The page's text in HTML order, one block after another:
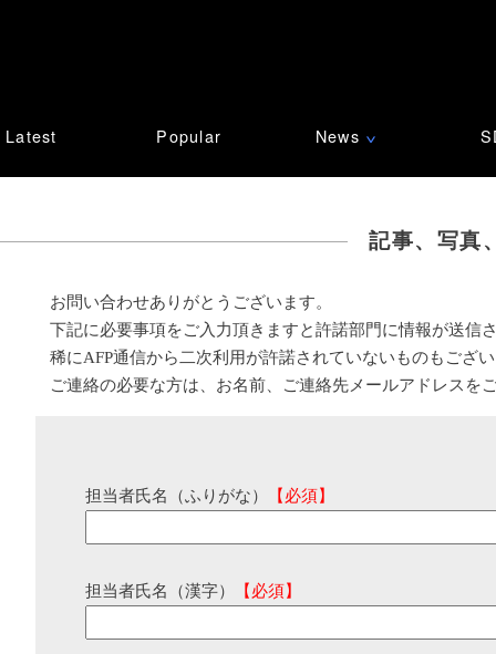
Latest Popular News ∨
記事、写真
お問い合わせありがとうございます。
下記に必要事項をご入力頂きますと許諾部門に情報が送信
稀にAFP通信から二次利用が許諾されていないものもござ
ご連絡の必要な方は、お名前、ご連絡先メールアドレスを
担当者氏名（ふりがな） 【必須】
担当者氏名（漢字） 【必須】